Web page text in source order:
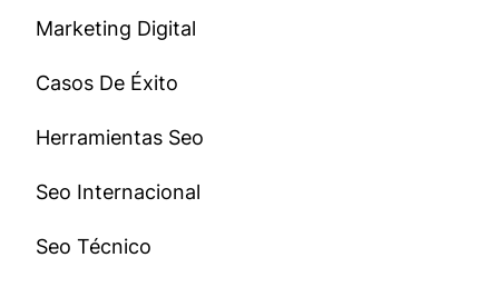
Marketing Digital
Casos De Éxito
Herramientas Seo
Seo Internacional
Seo Técnico